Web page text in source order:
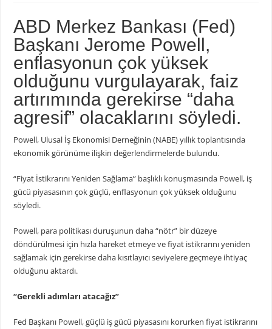
ABD Merkez Bankası (Fed)
Başkanı Jerome Powell,
enflasyonun çok yüksek
olduğunu vurgulayarak, faiz
artırımında gerekirse “daha
agresif” olacaklarını söyledi.
Powell, Ulusal İş Ekonomisi Derneğinin (NABE) yıllık toplantısında
ekonomik görünüme ilişkin değerlendirmelerde bulundu.
“Fiyat İstikrarını Yeniden Sağlama” başlıklı konuşmasında Powell, iş
gücü piyasasının çok güçlü, enflasyonun çok yüksek olduğunu
söyledi.
Powell, para politikası duruşunun daha “nötr” bir düzeye
döndürülmesi için hızla hareket etmeye ve fiyat istikrarını yeniden
sağlamak için gerekirse daha kısıtlayıcı seviyelere geçmeye ihtiyaç
olduğunu aktardı.
“Gerekli adımları atacağız”
Fed Başkanı Powell, güçlü iş gücü piyasasını korurken fiyat istikrarını